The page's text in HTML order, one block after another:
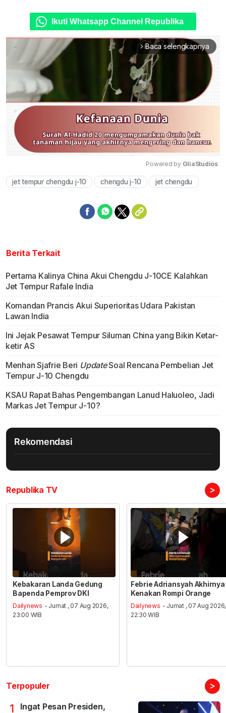
Ikuti Whatsapp Channel Republika
arrow_forward_ios Baca selengkapnya
Mute
Powered by GliaStudios
jet tempur chengdu j-10 chengdu j-10 jet chengdu
Berita Terkait
Pertama Kalinya China Akui Chengdu J-10CE Kalahkan
Jet Tempur Rafale India
Komandan Prancis Akui Superioritas Udara Pakistan
Lawan India
Ini Jejak Pesawat Tempur Siluman China yang Bikin Ketar-
ketir AS
Menhan Sjafrie Beri UpdateSoal Rencana Pembelian Jet
Tempur J-10 Chengdu
KSAU Rapat Bahas Pengembangan Lanud Haluoleo, Jadi
Markas Jet Tempur J-10?
Rekomendasi
Republika TV >
Kebakaran Landa Gedung
Bapenda Pemprov DKI
Dailynews - Jumat , 07 Aug 2026,
23:00 WIB
Febrie Adriansyah Akhirnya
Kenakan Rompi Orange
Dailynews - Jumat , 07 Aug 2026,
22:30 WIB
Terpopuler >
1
Ingat Pesan Presiden,